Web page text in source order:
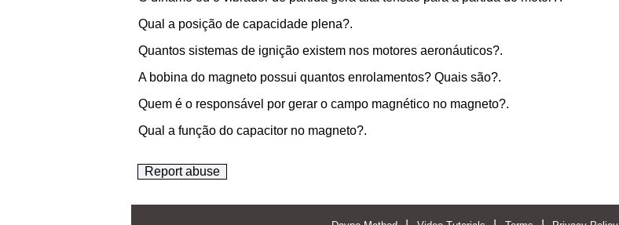
Qual a posição de capacidade plena?.
Quantos sistemas de ignição existem nos motores aeronáuticos?.
A bobina do magneto possui quantos enrolamentos? Quais são?.
Quem é o responsável por gerar o campo magnético no magneto?.
Qual a função do capacitor no magneto?.
Report abuse